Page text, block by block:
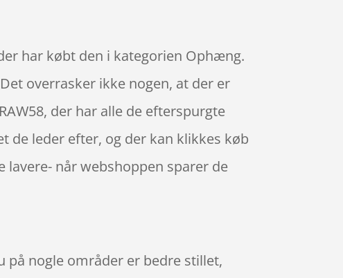
har købt den i kategorien Ophæng.
overrasker ikke nogen, at der er
der har alle de efterspurgte
de leder efter, og der kan klikkes køb
lavere- når webshoppen sparer de
på nogle områder er bedre stillet,